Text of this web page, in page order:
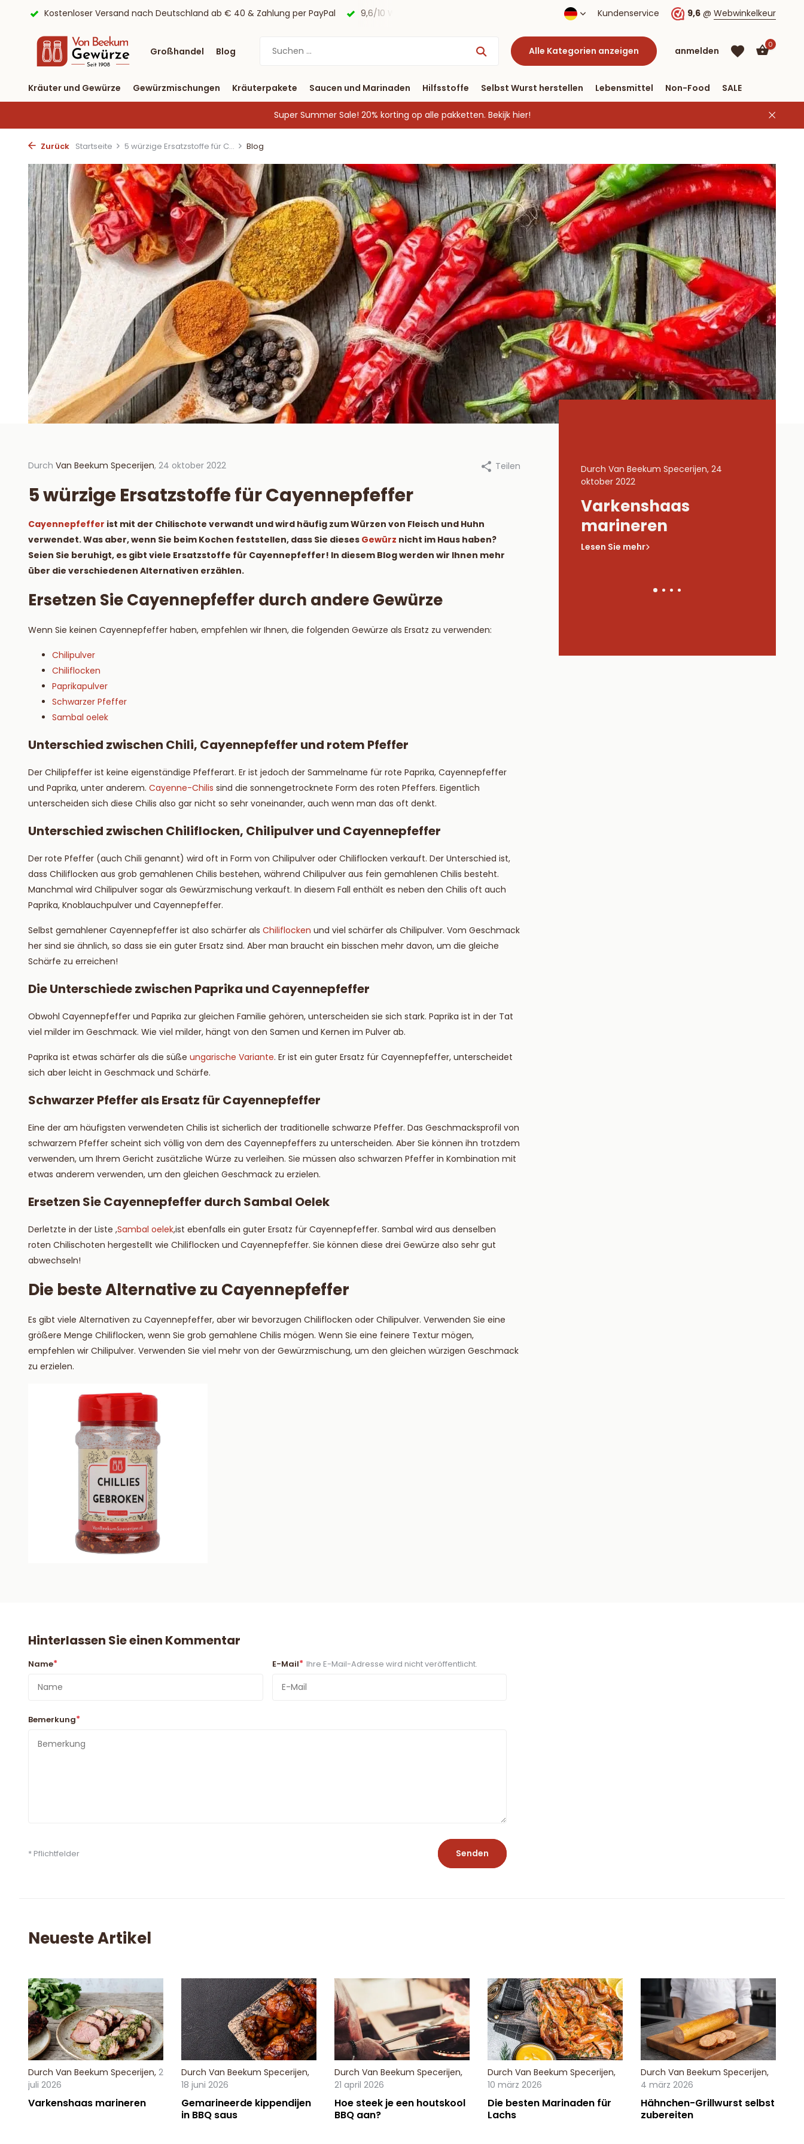
9,6/10 Webwinkelkeur ✔ Lieferung binnen drei Tagen Kostenloser Versand nach Deutschland ab € 40 & Zahlung per PayPalKundenservice 9,6 @ Webwinkelkeur
Großhandel Blog Alle Kategorien anzeigen anmelden
Benutzerkonto
anlegen
Benutzerkonto
anlegen
0
Kräuter und Gewürze Gewürzmischungen Kräuterpakete Saucen und Marinaden Hilfsstoffe Selbst Wurst herstellen Lebensmittel Non-Food SALE
Super Summer Sale! 20% korting op alle pakketten. Bekijk hier!
Zurück Startseite 5 würzige Ersatzstoffe für C... Blog
Durch Van Beekum Specerijen, 24 oktober 2022 Teilen
5 würzige Ersatzstoffe für Cayennepfeffer
Cayennepfeffer ist mit der Chilischote verwandt und wird häufig zum Würzen von Fleisch und Huhn
verwendet. Was aber, wenn Sie beim Kochen feststellen, dass Sie dieses Gewürz nicht im Haus haben?
Seien Sie beruhigt, es gibt viele Ersatzstoffe für Cayennepfeffer! In diesem Blog werden wir Ihnen mehr
über die verschiedenen Alternativen erzählen.
Ersetzen Sie Cayennepfeffer durch andere Gewürze
Wenn Sie keinen Cayennepfeffer haben, empfehlen wir Ihnen, die folgenden Gewürze als Ersatz zu verwenden:
Chilipulver
Chiliflocken
Paprikapulver
Schwarzer Pfeffer
Sambal oelek
Unterschied zwischen Chili, Cayennepfeffer und rotem Pfeffer
Der Chilipfeffer ist keine eigenständige Pfefferart. Er ist jedoch der Sammelname für rote Paprika, Cayennepfeffer
und Paprika, unter anderem. Cayenne-Chilis sind die sonnengetrocknete Form des roten Pfeffers. Eigentlich
unterscheiden sich diese Chilis also gar nicht so sehr voneinander, auch wenn man das oft denkt.
Unterschied zwischen Chiliflocken, Chilipulver und Cayennepfeffer
Der rote Pfeffer (auch Chili genannt) wird oft in Form von Chilipulver oder Chiliflocken verkauft. Der Unterschied ist,
dass Chiliflocken aus grob gemahlenen Chilis bestehen, während Chilipulver aus fein gemahlenen Chilis besteht.
Manchmal wird Chilipulver sogar als Gewürzmischung verkauft. In diesem Fall enthält es neben den Chilis oft auch
Paprika, Knoblauchpulver und Cayennepfeffer.
Selbst gemahlener Cayennepfeffer ist also schärfer als Chiliflocken und viel schärfer als Chilipulver. Vom Geschmack
her sind sie ähnlich, so dass sie ein guter Ersatz sind. Aber man braucht ein bisschen mehr davon, um die gleiche
Schärfe zu erreichen!
Die Unterschiede zwischen Paprika und Cayennepfeffer
Obwohl Cayennepfeffer und Paprika zur gleichen Familie gehören, unterscheiden sie sich stark. Paprika ist in der Tat
viel milder im Geschmack. Wie viel milder, hängt von den Samen und Kernen im Pulver ab.
Paprika ist etwas schärfer als die süße ungarische Variante. Er ist ein guter Ersatz für Cayennepfeffer, unterscheidet
sich aber leicht in Geschmack und Schärfe.
Schwarzer Pfeffer als Ersatz für Cayennepfeffer
Eine der am häufigsten verwendeten Chilis ist sicherlich der traditionelle schwarze Pfeffer. Das Geschmacksprofil von
schwarzem Pfeffer scheint sich völlig von dem des Cayennepfeffers zu unterscheiden. Aber Sie können ihn trotzdem
verwenden, um Ihrem Gericht zusätzliche Würze zu verleihen. Sie müssen also schwarzen Pfeffer in Kombination mit
etwas anderem verwenden, um den gleichen Geschmack zu erzielen.
Ersetzen Sie Cayennepfeffer durch Sambal Oelek
Derletzte in der Liste ,Sambal oelek,ist ebenfalls ein guter Ersatz für Cayennepfeffer. Sambal wird aus denselben
roten Chilischoten hergestellt wie Chiliflocken und Cayennepfeffer. Sie können diese drei Gewürze also sehr gut
abwechseln!
Die beste Alternative zu Cayennepfeffer
Es gibt viele Alternativen zu Cayennepfeffer, aber wir bevorzugen Chiliflocken oder Chilipulver. Verwenden Sie eine
größere Menge Chiliflocken, wenn Sie grob gemahlene Chilis mögen. Wenn Sie eine feinere Textur mögen,
empfehlen wir Chilipulver. Verwenden Sie viel mehr von der Gewürzmischung, um den gleichen würzigen Geschmack
zu erzielen.
Hoe steek je een
houtskool BBQ aan?
Lesen Sie mehr
Durch Van Beekum Specerijen, 24
Die besten
Marinaden für Lachs
Durch Van Beekum Specerijen, 24
oktober 2022
Varkenshaas
marineren
Lesen Sie mehr
Hinterlassen Sie einen Kommentar
Name* E-Mail* Ihre E-Mail-Adresse wird nicht veröffentlicht.
Bemerkung*
* Pflichtfelder Senden
Neueste Artikel
Durch Van Beekum Specerijen, 2
juli 2026
Varkenshaas marineren
Durch Van Beekum Specerijen,
18 juni 2026
Gemarineerde kippendijen
in BBQ saus
Durch Van Beekum Specerijen,
21 april 2026
Hoe steek je een houtskool
BBQ aan?
Durch Van Beekum Specerijen,
10 märz 2026
Die besten Marinaden für
Lachs
Durch Van Beekum Specerijen,
4 märz 2026
Hähnchen-Grillwurst selbst
zubereiten